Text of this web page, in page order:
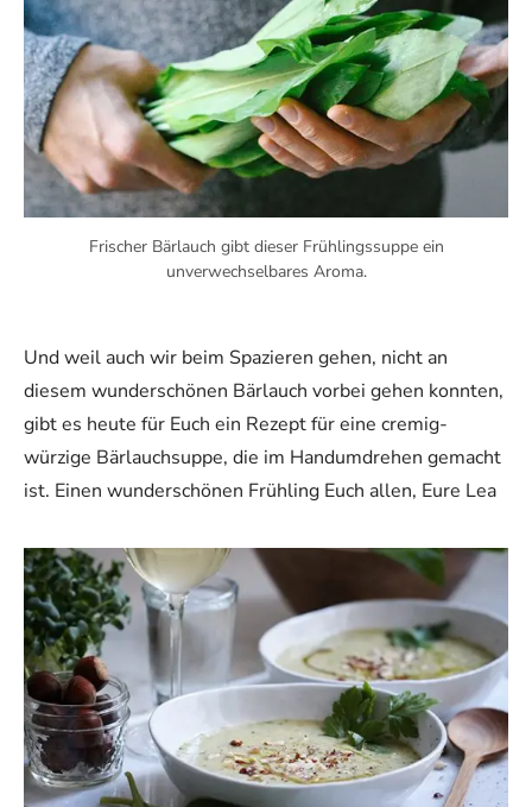
Frischer Bärlauch gibt dieser Frühlingssuppe ein
unverwechselbares Aroma.
Und weil auch wir beim Spazieren gehen, nicht an
diesem wunderschönen Bärlauch vorbei gehen konnten,
gibt es heute für Euch ein Rezept für eine cremig-
würzige Bärlauchsuppe, die im Handumdrehen gemacht
ist. Einen wunderschönen Frühling Euch allen, Eure Lea